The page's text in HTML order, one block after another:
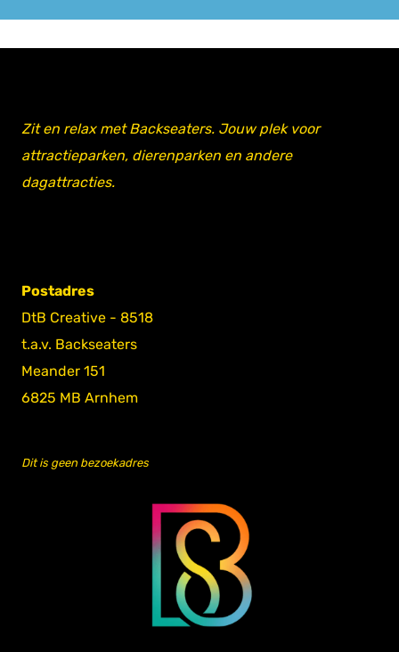
Zit en relax met Backseaters. Jouw plek voor
attractieparken, dierenparken en andere
dagattracties.
Postadres
DtB Creative - 8518
t.a.v. Backseaters
Meander 151
6825 MB Arnhem
Dit is geen bezoekadres